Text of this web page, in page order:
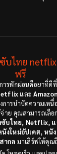
บไทย netflix
ฟรี
การพักผ่อนคือยาที่ดี
และ
ารบำบัดความเห
าย คุณสามารถเลือ
บไทย, Netflix, แ
นังใหม่อัปเดต, หนั
ากล มาเสิร์ฟให้คุณ